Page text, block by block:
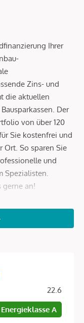
Ihrer
Zins- und
die aktuellen
Der
von über 120
Sie kostenfrei und
Ort. So sparen Sie
und
Spezialisten.
gerne an!
im 2. Wiener
WC. Zusätzlich
Loggia. In den
Eichenparkett
helles
22.6
A